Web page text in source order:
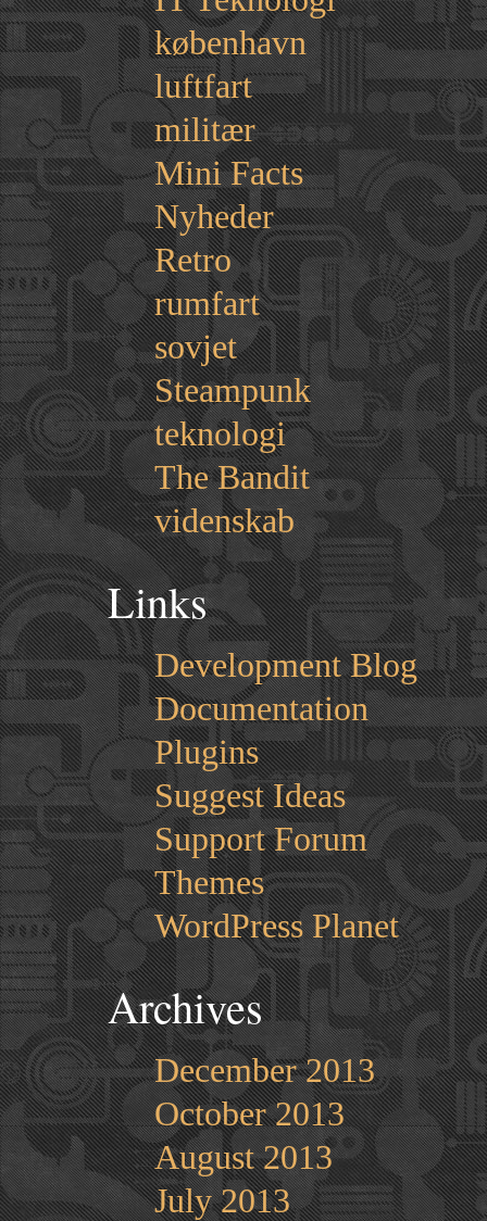
københavn
luftfart
militær
Mini Facts
Nyheder
Retro
rumfart
sovjet
Steampunk
teknologi
The Bandit
videnskab
Links
Development Blog
Documentation
Plugins
Suggest Ideas
Support Forum
Themes
WordPress Planet
Archives
December 2013
October 2013
August 2013
July 2013